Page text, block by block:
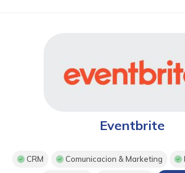
Eventbrite
CRM Comunicacion & Marketing